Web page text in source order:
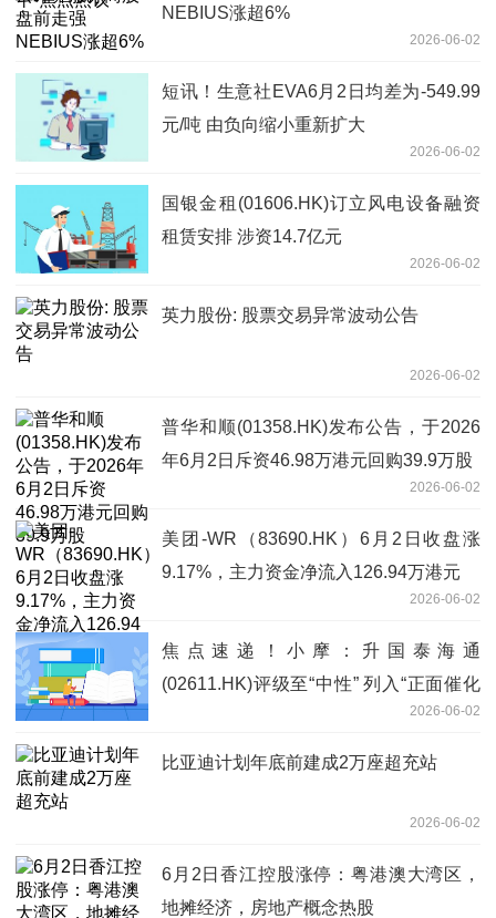
NEBIUS涨超6%
2026-06-02
短讯！生意社EVA6月2日均差为-549.99
元/吨 由负向缩小重新扩大
2026-06-02
国银金租(01606.HK)订立风电设备融资
租赁安排 涉资14.7亿元
2026-06-02
英力股份: 股票交易异常波动公告
2026-06-02
普华和顺(01358.HK)发布公告，于2026
年6月2日斥资46.98万港元回购39.9万股
2026-06-02
美团-WR（83690.HK）6月2日收盘涨
9.17%，主力资金净流入126.94万港元
2026-06-02
焦点速递！小摩：升国泰海通
(02611.HK)评级至“中性” 列入“正面催化
2026-06-02
比亚迪计划年底前建成2万座超充站
2026-06-02
6月2日香江控股涨停：粤港澳大湾区，
地摊经济，房地产概念热股